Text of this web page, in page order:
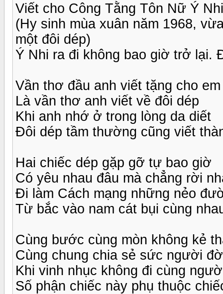
Viết cho Công Tằng Tôn Nữ Ý Nhi
(Hy sinh mùa xuân năm 1968,
một đôi dép)
Ý Nhi ra đi không bao giờ trở lại.
Vần thơ đầu anh viết tặng cho em
Là vần thơ anh viết về đôi dép
Khi anh nhớ ở trong lòng da diết
Đôi dép tầm thường cũng viết
Hai chiếc dép gặp gỡ tự bao giờ
Có yêu nhau đâu mà chẳng rời
Đi làm Cách mạng những nẻo
Từ bắc vào nam cát bụi cùng
Cùng bước cùng mòn không kẻ
Cùng chung chia sẻ sức người
Khi vinh nhục không đi cùng
Số phận chiếc này phụ thuộc